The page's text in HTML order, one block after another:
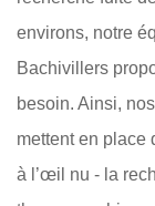
environs, notre
Bachivillers
besoin. Ainsi,
mettent en place
à l’œil nu - la